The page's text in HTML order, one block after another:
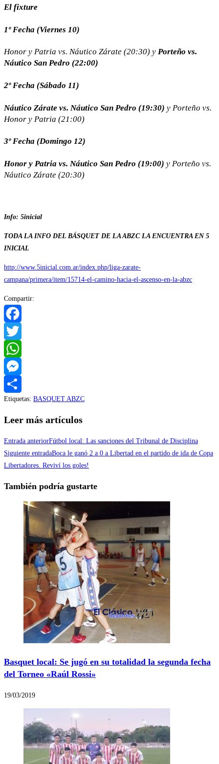
El fixture
1º Fecha (Viernes 10)
Honor y Patria vs. Náutico Zárate (20:30) y Porteño vs.
Náutico San Pedro (22:00)
2º Fecha (Sábado 11)
Náutico Zárate vs. Náutico San Pedro (19:30) y Porteño vs.
Honor y Patria (21:00)
3º Fecha (Domingo 12)
Honor y Patria vs. Náutico San Pedro (19:00) y Porteño vs.
Náutico Zárate (20:30)
Info: 5inicial
TODA LA INFO DEL BÁSQUET DE LA ABZC LA ENCUENTRA EN 5
INICIAL
http://www.5inicial.com.ar/index.php/liga-zarate-
campana/primera/item/15714-el-camino-hacia-el-ascenso-en-la-abzc
Compartir:
Facebook
Twitter
WhatsApp
Messenger
Compartir
Etiquetas: BASQUET ABZC
Leer más artículos
Entrada anteriorFútbol local: Las sanciones del Tribunal de Disciplina
Siguiente entradaBoca le ganó 2 a 0 a Libertad en el partido de ida de Copa
Libertadores. Reviví los goles!
También podría gustarte
Basquet local: Se jugó en su totalidad la segunda fecha
del Torneo «Raúl Rossi»
19/03/2019